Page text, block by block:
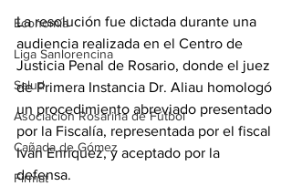
Economía
Liga Sanlorencina
Salud
Asociación Rosarina de Fútbol
Cañada de Gómez
Firmat
La resolución fue dictada durante una
audiencia realizada en el Centro de
Justicia Penal de Rosario, donde el juez
de Primera Instancia Dr. Aliau homologó
un procedimiento abreviado presentado
por la Fiscalía, representada por el fiscal
Iván Enríquez, y aceptado por la
defensa.